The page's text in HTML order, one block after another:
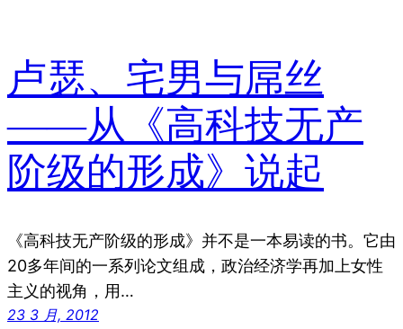
卢瑟、宅男与屌丝
——从《高科技无产
阶级的形成》说起
《高科技无产阶级的形成》并不是一本易读的书。它由
20多年间的一系列论文组成，政治经济学再加上女性
主义的视角，用…
23 3 月, 2012